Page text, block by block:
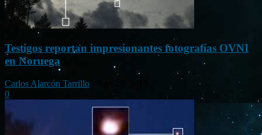
Testigos reportan impresionantes fotografías OVNI
en Noruega
Carlos Alarcón Tarrillo
0